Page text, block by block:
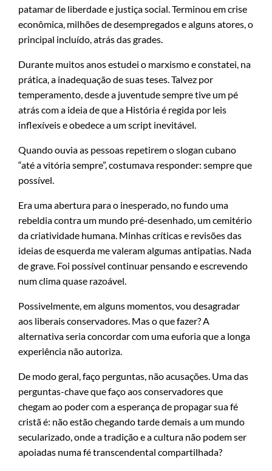
patamar de liberdade e justiça social. Terminou em crise
econômica, milhões de desempregados e alguns atores, o
principal incluído, atrás das grades.
Durante muitos anos estudei o marxismo e constatei, na
prática, a inadequação de suas teses. Talvez por
temperamento, desde a juventude sempre tive um pé
atrás com a ideia de que a História é regida por leis
inflexíveis e obedece a um script inevitável.
Quando ouvia as pessoas repetirem o slogan cubano
“até a vitória sempre”, costumava responder: sempre que
possível.
Era uma abertura para o inesperado, no fundo uma
rebeldia contra um mundo pré-desenhado, um cemitério
da criatividade humana. Minhas críticas e revisões das
ideias de esquerda me valeram algumas antipatias. Nada
de grave. Foi possível continuar pensando e escrevendo
num clima quase razoável.
Possivelmente, em alguns momentos, vou desagradar
aos liberais conservadores. Mas o que fazer? A
alternativa seria concordar com uma euforia que a longa
experiência não autoriza.
De modo geral, faço perguntas, não acusações. Uma das
perguntas-chave que faço aos conservadores que
chegam ao poder com a esperança de propagar sua fé
cristã é: não estão chegando tarde demais a um mundo
secularizado, onde a tradição e a cultura não podem ser
apoiadas numa fé transcendental compartilhada?